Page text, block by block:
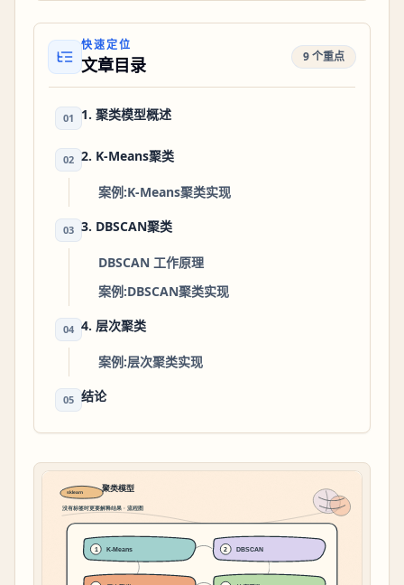
快速定位
文章目录 9 个重点
01 1. 聚类模型概述
02 2. K-Means聚类
案例:K-Means聚类实现
03 3. DBSCAN聚类
DBSCAN 工作原理
案例:DBSCAN聚类实现
04 4. 层次聚类
案例:层次聚类实现
05 结论